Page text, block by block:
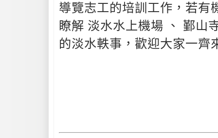
導覽志工的培訓工作，若有
瞭解 淡水水上機場 、 鄞山
的淡水軼事，歡迎大家一齊